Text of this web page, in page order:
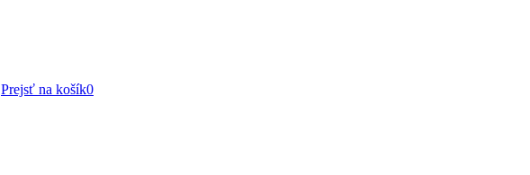
Prejsť na košík0